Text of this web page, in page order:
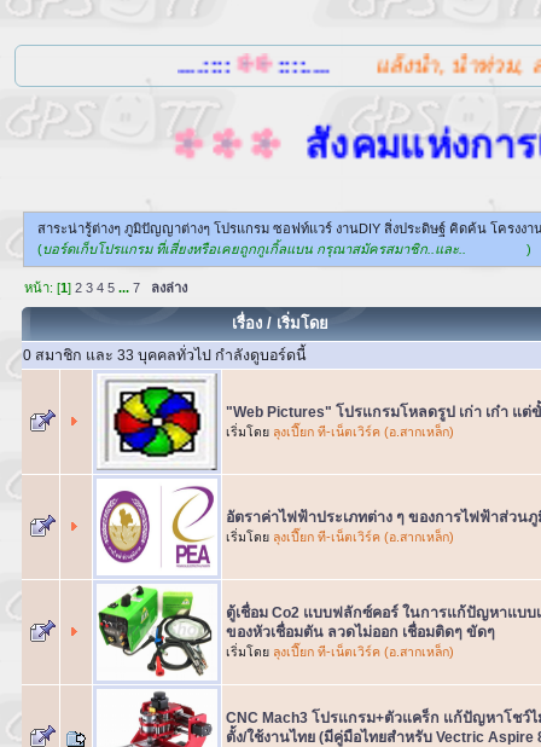
::::.... แล้งน้ำ, น้ำท่วม, ลดโลกร้อน
สังคมแห่งการแบ่งปั
สาระน่ารู้ต่างๆ ภูมิปัญญาต่างๆ โปรแกรม ซอฟท์แวร์ งานDIY สิ่งประดิษฐ์ คิดค้น โครงงา
(บอร์ดเก็บโปรแกรม ที่เสี่ยงหรือเคยถูกกูเกิ้ลแบน กรุณาสมัครสมาชิก..และ.. )
หน้า: [1]2 3 4 5 ...7 ลงล่าง
เรื่อง/เริ่มโดย
0 สมาชิก และ 33 บุคคลทั่วไป กำลังดูบอร์ดนี้
"Web Pictures" โปรแกรมโหลดรูป เก่า เก๋า แ
เริ่มโดย ลุงเปี๊ยก ที-เน็ตเวิร์ค (อ.สากเหล็ก)
อัตราค่าไฟฟ้าประเภทต่าง ๆ ของการไฟฟ้าส่วน
เริ่มโดย ลุงเปี๊ยก ที-เน็ตเวิร์ค (อ.สากเหล็ก)
ตู้เชื่อม Co2 แบบฟลักซ์คอร์ ในการแก้ปัญหาแบบ
ของหัวเชื่อมตัน ลวดไม่ออก เชื่อมติดๆ ขัดๆ
เริ่มโดย ลุงเปี๊ยก ที-เน็ตเวิร์ค (อ.สากเหล็ก)
CNC Mach3 โปรแกรม+ตัวแคร็ก แก้ปัญหาโชว์
ตั้ง/ใช้งานไทย (มีคู่มือไทยสำหรับ Vectric Aspire